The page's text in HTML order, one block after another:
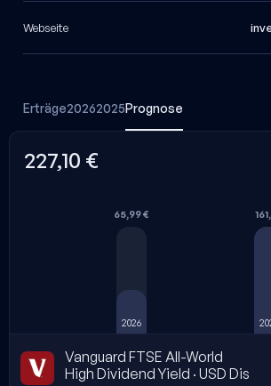
Webseite
Erträge20262025Prognose
227,10 €
65,99 €
2026
Vanguard FTSE All-World
High Dividend Yield · USD Dis